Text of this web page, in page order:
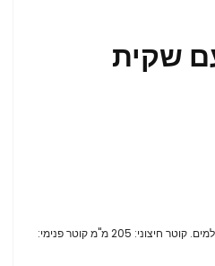
שקית
פתח בקרה עם שקית חפצים, אטום למים. קוטר חיצוני: 205 מ"מ קוטר פנימי: